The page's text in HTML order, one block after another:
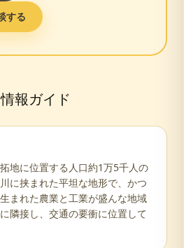
する
報ガイド
地に位置する人口約1万5千人の
に挟まれた平坦な地形で、かつ
まれた農業と工業が盛んな地域
隣接し、交通の要衝に位置して